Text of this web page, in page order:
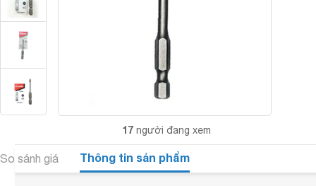
17 người đang xem
So sánh giá Thông tin sản phẩm